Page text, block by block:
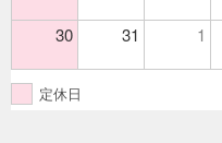
30 31 1
定休日